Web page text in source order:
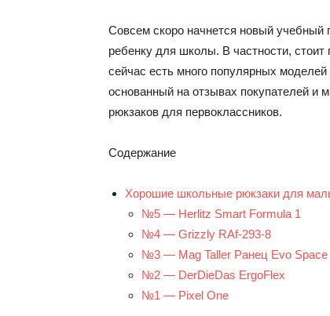
Совсем скоро начнется новый учебный
ребенку для школы. В частности,
сейчас есть много популярных
основанный на отзывах покупателей и
рюкзаков для первоклассников.
Содержание
Хорошие школьные рюкзаки для
№5 — Herlitz Smart Formula 1
№4 — Grizzly RAf-293-8
№3 — Mag Taller Ранец Evo Space
№2 — DerDieDas ErgoFlex
№1 — Pixel One